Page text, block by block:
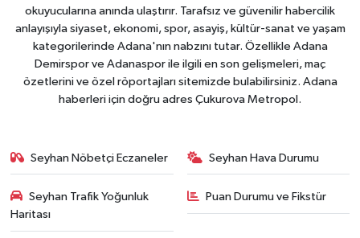
okuyucularına anında ulaştırır. Tarafsız ve güvenilir habercilik
anlayışıyla siyaset, ekonomi, spor, asayiş, kültür-sanat ve yaşam
kategorilerinde Adana'nın nabzını tutar. Özellikle Adana
Demirspor ve Adanaspor ile ilgili en son gelişmeleri, maç
özetlerini ve özel röportajları sitemizde bulabilirsiniz. Adana
haberleri için doğru adres Çukurova Metropol.
Seyhan Nöbetçi Eczaneler Seyhan Hava Durumu
Seyhan Trafik Yoğunluk
Haritası
Puan Durumu ve Fikstür